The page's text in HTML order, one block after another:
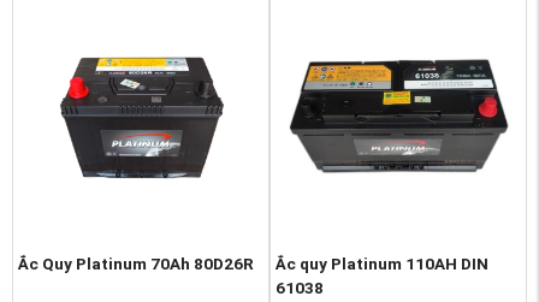
Ắc Quy Platinum 70Ah 80D26R
Ắc quy Platinum 110AH DIN
61038